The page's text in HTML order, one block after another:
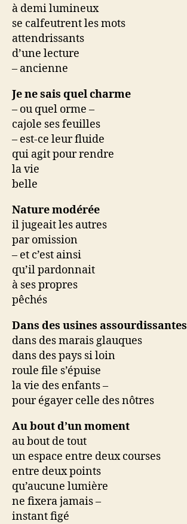
à demi lumineux
se calfeutrent les mots
attendrissants
d’une lecture
– ancienne
Je ne sais quel charme
– ou quel orme –
cajole ses feuilles
– est-ce leur fluide
qui agit pour rendre
la vie
belle
Nature modérée
il jugeait les autres
par omission
– et c’est ainsi
qu’il pardonnait
à ses propres
pêchés
Dans des usines assourdissantes
dans des marais glauques
dans des pays si loin
roule file s’épuise
la vie des enfants –
pour égayer celle des nôtres
Au bout d’un moment
au bout de tout
un espace entre deux courses
entre deux points
qu’aucune lumière
ne fixera jamais –
instant figé